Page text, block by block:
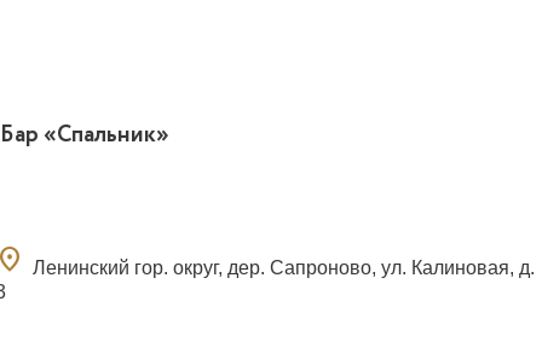
Бар «Спальник»
Ленинский гор. округ, дер. Сапроново, ул. Калиновая, д.